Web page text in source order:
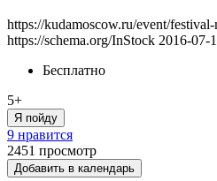
https://kudamoscow.ru/event/
https://schema.org/InStock 2016-07-
Бесплатно
5+
Я пойду
9 нравится
2451 просмотр
Добавить в календарь